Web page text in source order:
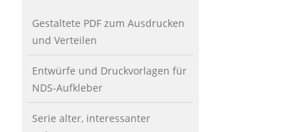
Gestaltete PDF zum Ausdrucken
und Verteilen
Entwürfe und Druckvorlagen für
NDS-Aufkleber
Serie alter, interessanter